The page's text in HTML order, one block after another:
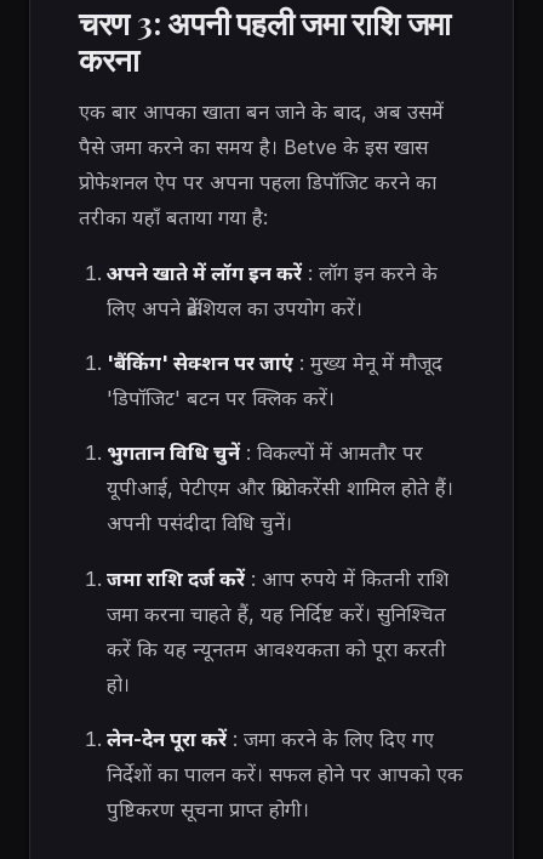
चरण 3: अपनी पहली जमा राशि जमा
करना
एक बार आपका खाता बन जाने के बाद, अब उसमें
पैसे जमा करने का समय है। Betve के इस खास
प्रोफेशनल ऐप पर अपना पहला डिपॉजिट करने का
तरीका यहाँ बताया गया है:
अपने खाते में लॉग इन करें: लॉग इन करने के
लिए अपने क्रेडेंशियल का उपयोग करें।
'बैंकिंग' सेक्शन पर जाएं: मुख्य मेनू में मौजूद
'डिपॉजिट' बटन पर क्लिक करें।
भुगतान विधि चुनें: विकल्पों में आमतौर पर
यूपीआई, पेटीएम और क्रिप्टोकरेंसी शामिल होते हैं।
अपनी पसंदीदा विधि चुनें।
जमा राशि दर्ज करें: आप रुपये में कितनी राशि
जमा करना चाहते हैं, यह निर्दिष्ट करें। सुनिश्चित
करें कि यह न्यूनतम आवश्यकता को पूरा करती
हो।
लेन-देन पूरा करें: जमा करने के लिए दिए गए
निर्देशों का पालन करें। सफल होने पर आपको एक
पुष्टिकरण सूचना प्राप्त होगी।